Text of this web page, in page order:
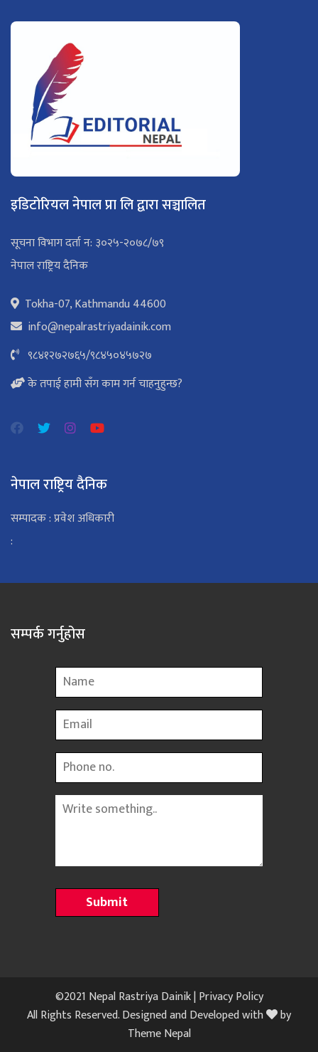
इडिटोरियल नेपाल प्रा लि द्वारा सञ्चालित
सूचना विभाग दर्ता न: ३०२५-२०७८/७९
नेपाल राष्ट्रिय दैनिक
Tokha-07, Kathmandu 44600
info@nepalrastriyadainik.com
९८४१२७२७६५/९८४५०४५७२७
के तपाई हामी सँग काम गर्न चाहनुहुन्छ?
नेपाल राष्ट्रिय दैनिक
सम्पादक : प्रवेश अधिकारी
:
सम्पर्क गर्नुहोस
Name
Email
Phone
Message
©2021 Nepal Rastriya Dainik |Privacy Policy
All Rights Reserved. Designed and Developed with
by
Theme Nepal